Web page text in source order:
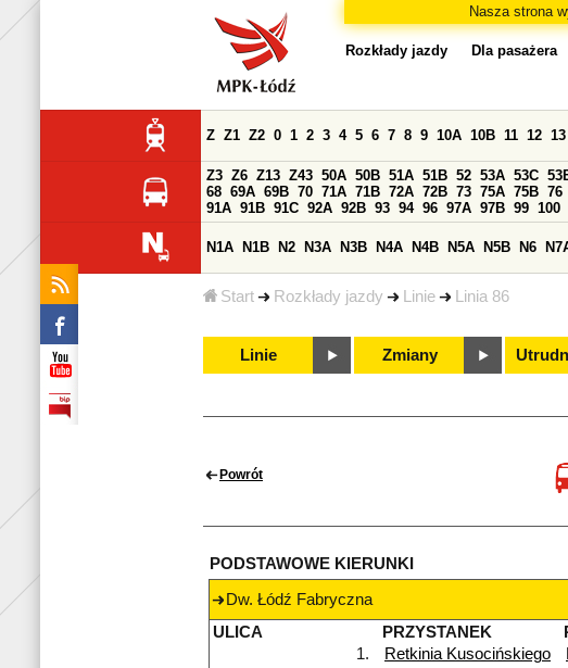
Nasza strona
Start Rozkłady jazdy Linie Linia 86
Rozkłady jazdy Dla pasażera
Z Z1 Z2 0 1 2 3 4 5 6 7 8 9 10A 10B 11 12 13
Z3 Z6 Z13 Z43 50A 50B 51A 51B 52 53A 53C
68 69A 69B 70 71A 71B 72A 72B 73 75A 75B 76
91A 91B 91C 92A 92B 93 94 96 97A 97B 99 100
N1A N1B N2 N3A N3B N4A N4B N5A N5B N6
Linie Zmiany
Powrót
PODSTAWOWE KIERUNKI
Dw. Łódź Fabryczna
ULICA
PRZYSTANEK
1.
Retkinia Kusocińskiego